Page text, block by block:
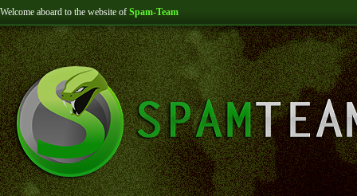
Welcome aboard to the website of Spam-Team